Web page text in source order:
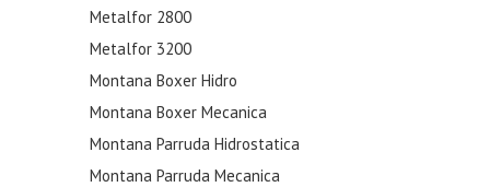
Metalfor 2800
Metalfor 3200
Montana Boxer Hidro
Montana Boxer Mecanica
Montana Parruda Hidrostatica
Montana Parruda Mecanica